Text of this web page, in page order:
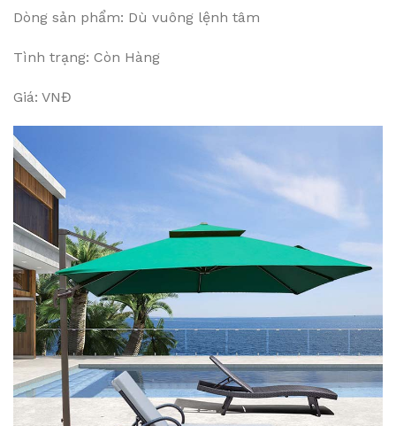
Dòng sản phẩm: Dù vuông lệnh tâm
Tình trạng: Còn Hàng
Giá: VNĐ